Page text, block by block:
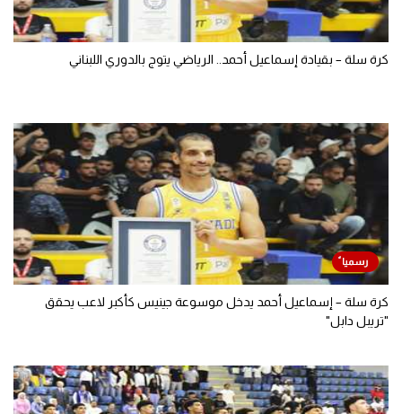
كرة سلة – بقيادة إسماعيل أحمد.. الرياضي يتوج بالدوري اللبناني
كرة سلة – إسماعيل أحمد يدخل موسوعة جينيس كأكبر لاعب يحقق
"تريبل دابل"